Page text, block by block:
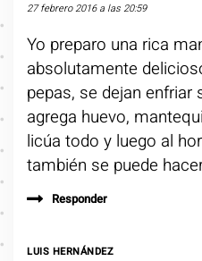
27 febrero 2016 a las 20:59
Yo preparo una rica
absolutamente
pepas, se dejan enfriar
agrega huevo,
licúa todo y luego al
también se puede
Responder
LUIS HERNÁNDEZ